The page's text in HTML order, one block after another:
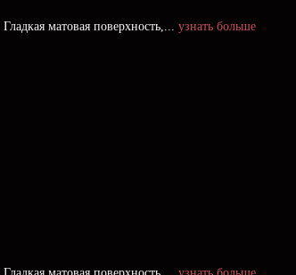
матовая поверхность,... узнать больше